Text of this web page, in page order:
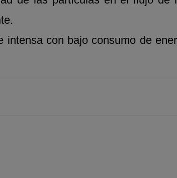
intensa con bajo consumo de